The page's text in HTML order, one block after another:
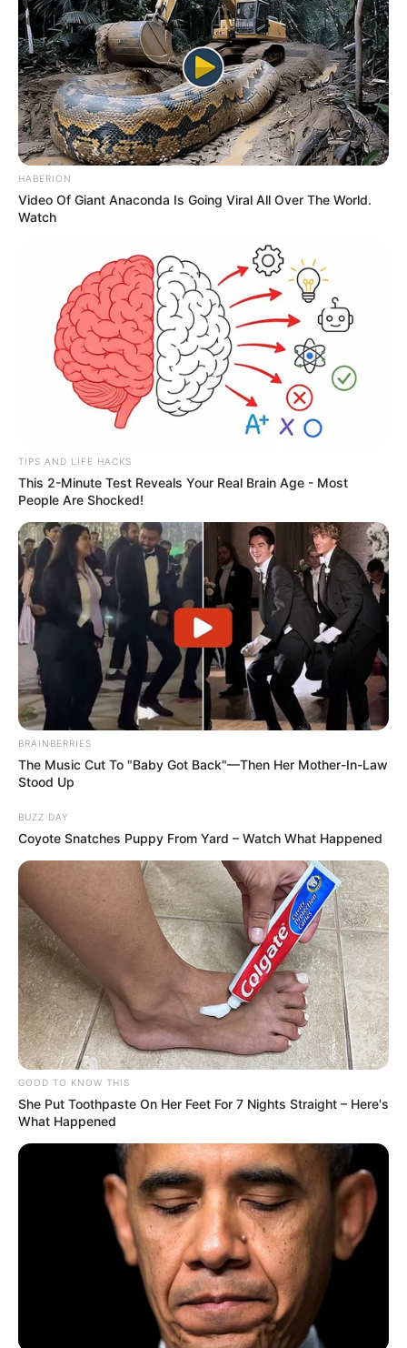
HABERION
Video Of Giant Anaconda Is Going Viral All Over The World.
Watch
TIPS AND LIFE HACKS
This 2-Minute Test Reveals Your Real Brain Age - Most
People Are Shocked!
BRAINBERRIES
The Music Cut To "Baby Got Back"—Then Her Mother-In-Law
Stood Up
BUZZ DAY
Coyote Snatches Puppy From Yard – Watch What Happened
GOOD TO KNOW THIS
She Put Toothpaste On Her Feet For 7 Nights Straight – Here's
What Happened